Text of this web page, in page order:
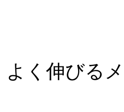
よく伸びる